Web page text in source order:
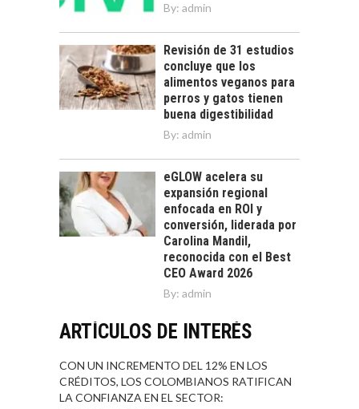
By: admin
Revisión de 31 estudios
concluye que los
alimentos veganos para
perros y gatos tienen
buena digestibilidad
By: admin
eGLOW acelera su
expansión regional
enfocada en ROI y
conversión, liderada por
Carolina Mandil,
reconocida con el Best
CEO Award 2026
By: admin
ARTÍCULOS DE INTERÉS
CON UN INCREMENTO DEL 12% EN LOS
CRÉDITOS, LOS COLOMBIANOS RATIFICAN
LA CONFIANZA EN EL SECTOR: